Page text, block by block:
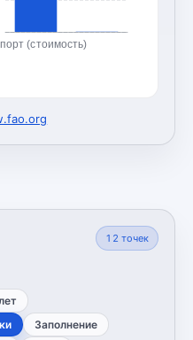
(стоимость)
12 точек
Заполнение